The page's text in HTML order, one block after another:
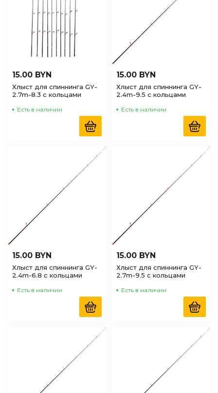
15.00 BYN
Хлыст для спиннинга GY-
2.7m-8.3 с кольцами
Есть в наличии
15.00 BYN
Хлыст для спиннинга GY-
2.4m-9.5 с кольцами
Есть в наличии
15.00 BYN
Хлыст для спиннинга GY-
2.4m-6.8 с кольцами
Есть в наличии
15.00 BYN
Хлыст для спиннинга GY-
2.7m-9.5 с кольцами
Есть в наличии